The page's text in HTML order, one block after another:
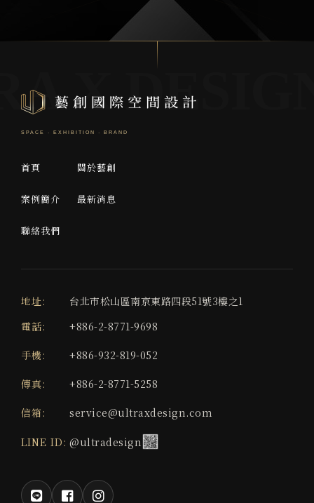
首頁 關於藝創
案例簡介 最新消息
聯絡我們
地址:
台北市松山區南京東路四段51號3樓之1
電話:
+886-2-8771-9698
手機: +886-932-819-052
傳真: +886-2-8771-5258
信箱: service@ultraxdesign.com
LINE ID: @ultradesign